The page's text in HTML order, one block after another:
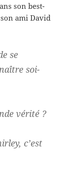
son best-
ami David
se
soi-
vérité ?
c’est